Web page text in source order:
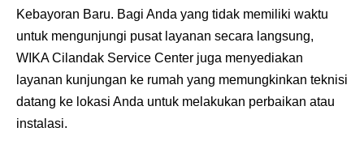
Kebayoran Baru. Bagi Anda yang tidak memiliki waktu
untuk mengunjungi pusat layanan secara langsung,
WIKA Cilandak Service Center juga menyediakan
layanan kunjungan ke rumah yang memungkinkan teknisi
datang ke lokasi Anda untuk melakukan perbaikan atau
instalasi.